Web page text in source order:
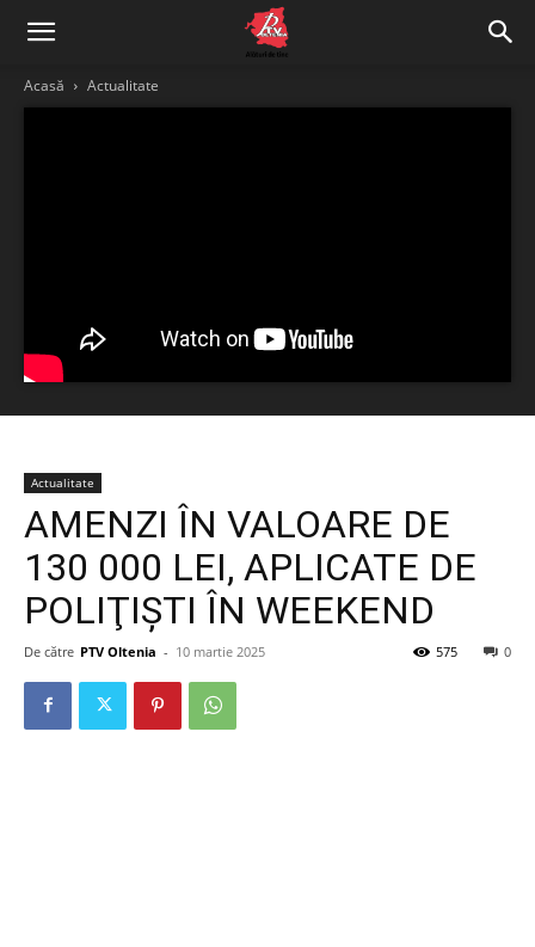
Acasă Actualitate
Actualitate
AMENZI ÎN VALOARE DE
130 000 LEI, APLICATE DE
POLIŢIŞTI ÎN WEEKEND
De către PTV Oltenia - 10 martie 2025 0
575